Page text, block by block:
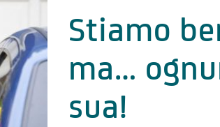
Stiamo
ma…
sua!